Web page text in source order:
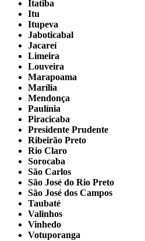
Itatiba
Itu
Itupeva
Jaboticabal
Jacareí
Limeira
Louveira
Marapoama
Marília
Mendonça
Paulínia
Piracicaba
Presidente Prudente
Ribeirão Preto
Rio Claro
Sorocaba
São Carlos
São José do Rio Preto
São José dos Campos
Taubaté
Valinhos
Vinhedo
Votuporanga